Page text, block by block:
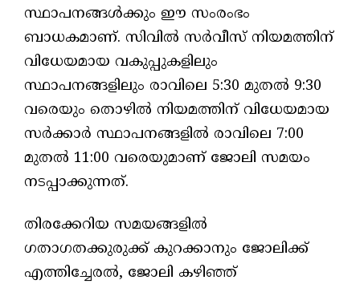
സ്ഥാപനങ്ങള്‍ക്കും ഈ സംരംഭം
ബാധകമാണ്. സിവില്‍ സര്‍വീസ് നിയമത്തിന്
വിധേയമായ വകുപ്പുകളിലും
സ്ഥാപനങ്ങളിലും രാവിലെ 5:30 മുതല്‍ 9:30
വരെയും തൊഴില്‍ നിയമത്തിന് വിധേയമായ
സര്‍ക്കാര്‍ സ്ഥാപനങ്ങളില്‍ രാവിലെ 7:00
മുതല്‍ 11:00 വരെയുമാണ് ജോലി സമയം
നടപ്പാക്കുന്നത്.
തിരക്കേറിയ സമയങ്ങളില്‍
ഗതാഗതക്കുരുക്ക് കുറക്കാനും ജോലിക്ക്
എത്തിച്ചേരല്‍, ജോലി കഴിഞ്ഞ്